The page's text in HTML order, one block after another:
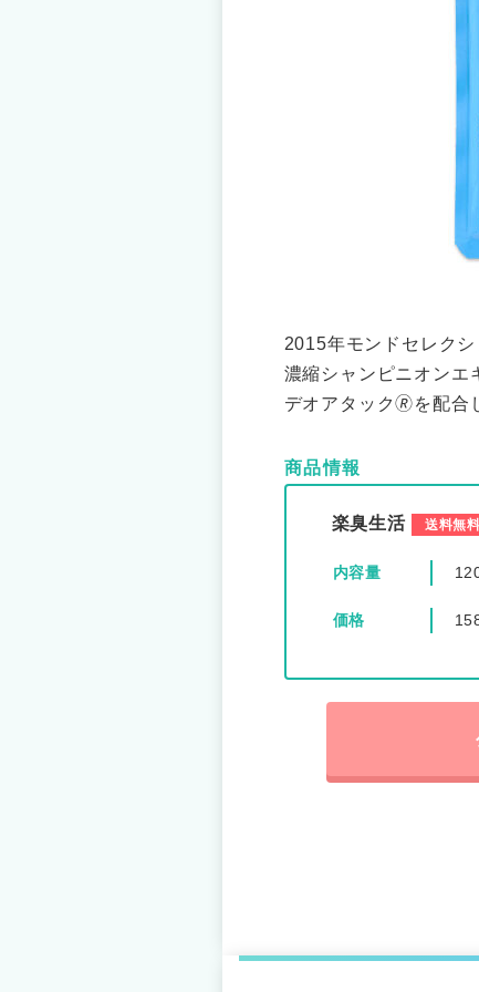
2015年モンドセレクシ
濃縮シャンピニオンエ
デオアタック🄬を配合
商品情報
楽臭生活 送料無料
内容量
価格